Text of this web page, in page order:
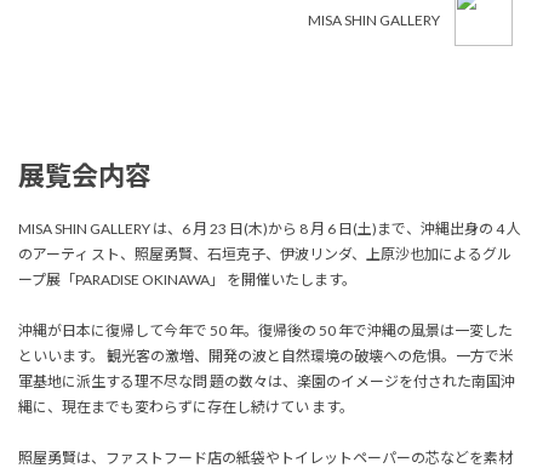
MISA SHIN GALLERY
展覧会内容
MISA SHIN GALLERY は、6 月 23 日(木)から 8 月 6 日(土)まで、沖縄出身の 4 人
のアーティ スト、照屋勇賢、石垣克子、伊波リンダ、上原沙也加によるグル
ープ展「PARADISE OKINAWA」 を開催いたします。
沖縄が日本に復帰して今年で 50 年。復帰後の 50 年で沖縄の風景は一変した
といいます。 観光客の激増、開発の波と自然環境の破壊への危惧。一方で米
軍基地に派生する理不尽な問 題の数々は、楽園のイメージを付された南国沖
縄に、現在までも変わらずに存在し続けてい ます。
照屋勇賢は、ファストフード店の紙袋やトイレットペーパーの芯などを素材